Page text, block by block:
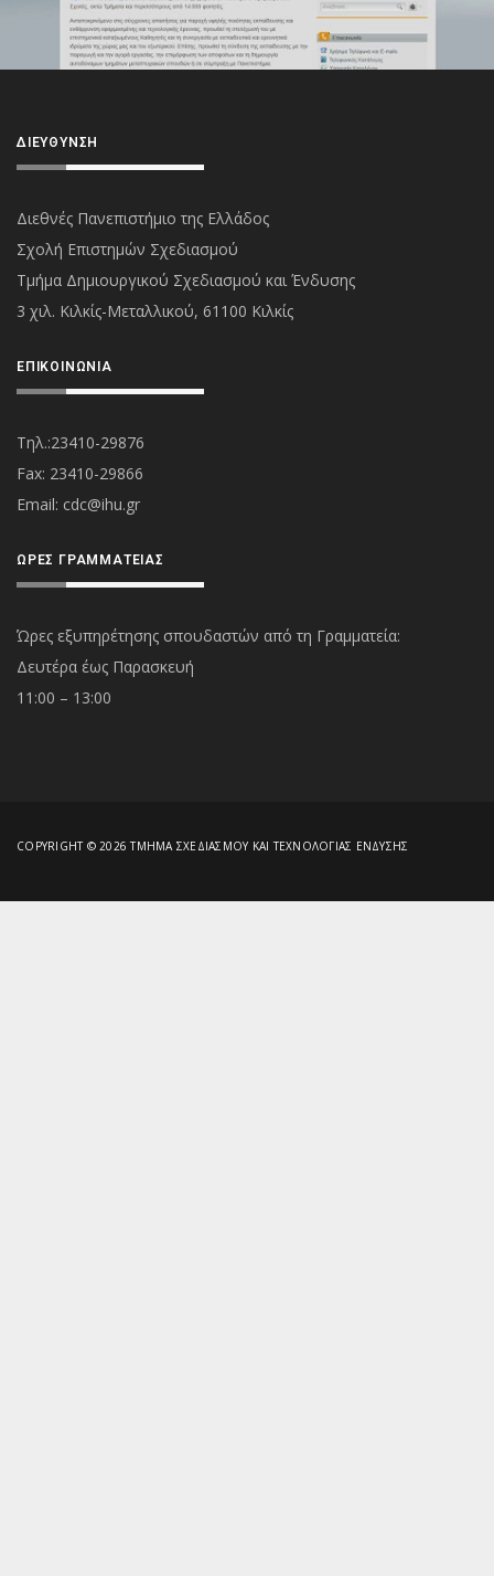
ΔΙΕΎΘΥΝΣΗ
Διεθνές Πανεπιστήμιο της Ελλάδος
Σχολή Επιστημών Σχεδιασμού
Τμήμα Δημιουργικού Σχεδιασμού και Ένδυσης
3 χιλ. Κιλκίς-Μεταλλικού, 61100 Κιλκίς
ΕΠΙΚΟΙΝΩΝΊΑ
Τηλ.:23410-29876
Fax: 23410-29866
Εmail: cdc@ihu.gr
ΏΡΕΣ ΓΡΑΜΜΑΤΕΊΑΣ
Ώρες εξυπηρέτησης σπουδαστών από τη Γραμματεία:
Δευτέρα έως Παρασκευή
11:00 – 13:00
COPYRIGHT © 2026 ΤΜΉΜΑ ΣΧΕΔΙΑΣΜΟΎ ΚΑΙ ΤΕΧΝΟΛΟΓΊΑΣ ΈΝΔΥΣΗΣ